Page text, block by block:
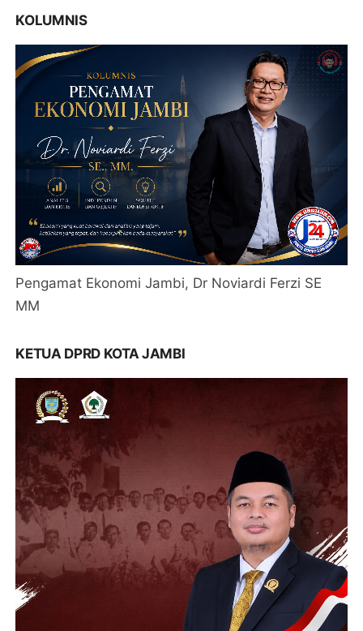
KOLUMNIS
Pengamat Ekonomi Jambi, Dr Noviardi Ferzi SE
MM
KETUA DPRD KOTA JAMBI